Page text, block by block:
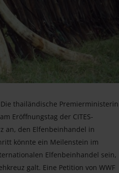
thailändische Premierministerin
Eröffnungstag der CITES-
an, den Elfenbeinhandel in
könnte ein Meilenstein im
Elfenbeinhandel sein,
galt. Eine Petition von WWF